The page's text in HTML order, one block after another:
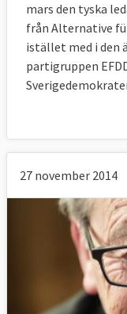
mars den tyska
från Alternative
istället med i den
partigruppen
27 november 2014